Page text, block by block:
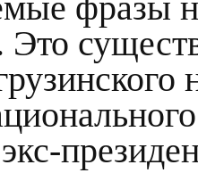
фразы
Это
экс-